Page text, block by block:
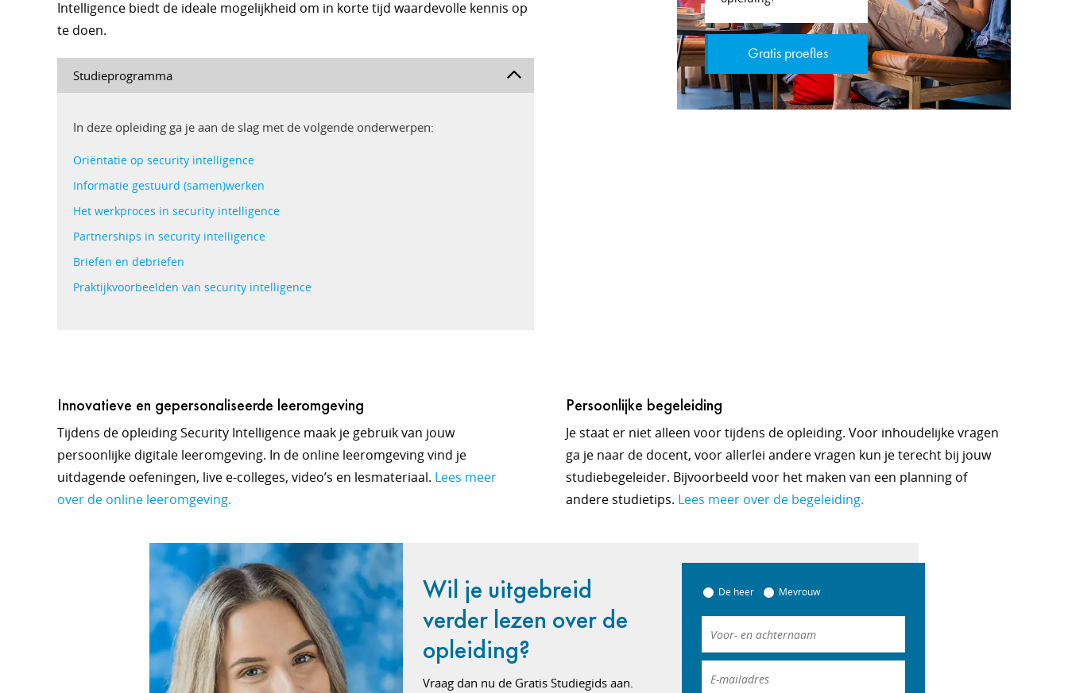
Gratis proefles
Intelligence biedt de ideale mogelijkheid om in korte tijd waardevolle kennis op
te doen.
Studieprogramma
In deze opleiding ga je aan de slag met de volgende onderwerpen:
Oriëntatie op security intelligence
Informatie gestuurd (samen)werken
Het werkproces in security intelligence
Partnerships in security intelligence
Briefen en debriefen
Praktijkvoorbeelden van security intelligence
Innovatieve en gepersonaliseerde leeromgeving
Tijdens de opleiding Security Intelligence maak je gebruik van jouw
persoonlijke digitale leeromgeving. In de online leeromgeving vind je
uitdagende oefeningen, live e-colleges, video’s en lesmateriaal. Lees meer
over de online leeromgeving.
Persoonlijke begeleiding
Je staat er niet alleen voor tijdens de opleiding. Voor inhoudelijke vragen
ga je naar de docent, voor allerlei andere vragen kun je terecht bij jouw
studiebegeleider. Bijvoorbeeld voor het maken van een planning of
andere studietips. Lees meer over de begeleiding.
Wil je uitgebreid
verder lezen over de
opleiding?
Vraag dan nu de Gratis Studiegids aan.
De heer Mevrouw